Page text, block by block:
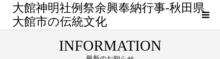
大館神明社例祭余興奉納行事-秋田県
大館市の伝統文化
INFORMATION